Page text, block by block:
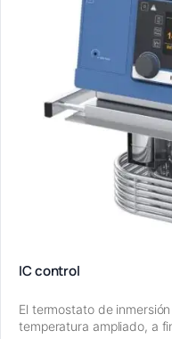
IC control
El termostato de
temperatura ampliado, a